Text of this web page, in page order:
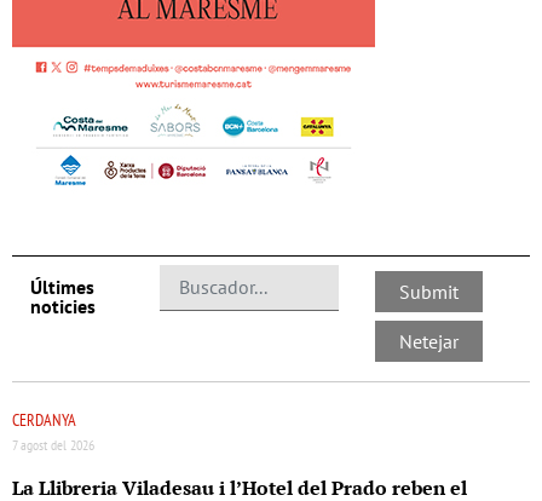
Últimes
noticies
CERDANYA
7 agost del 2026
La Llibreria Viladesau i l’Hotel del Prado reben el